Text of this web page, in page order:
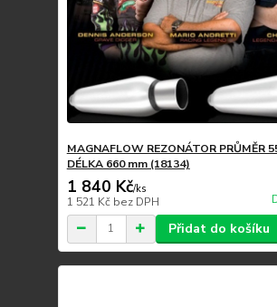
MAGNAFLOW REZONÁTOR PRŮMĚR
DÉLKA 660 mm (18134)
1 840 Kč/ks
1 521 Kč bez DPH
Přidat do košíku